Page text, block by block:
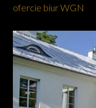
ofercie biur WGN